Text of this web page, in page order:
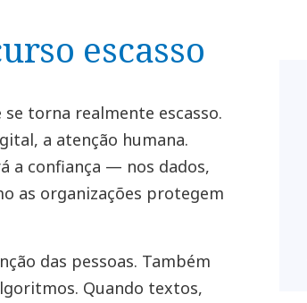
escasso
torna realmente escasso.
a atenção humana.
a confiança — nos dados,
as organizações protegem
das pessoas. Também
Quando textos,